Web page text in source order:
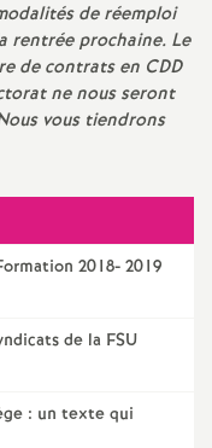
e
g
é
O
r
l
de réemploi
rentrée prochaine. Le
de contrats en CDD
ne nous seront
vous tiendrons
2018- 2019
de la FSU
: un texte qui